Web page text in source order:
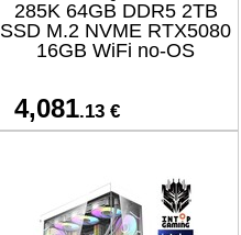
285K 64GB DDR5 2TB
SSD M.2 NVME RTX5080
16GB WiFi no-OS
4,081.13 €